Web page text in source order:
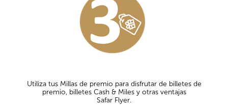
Utiliza tus Millas de premio para disfrutar de billetes de
premio, billetes Cash & Miles y otras ventajas
Safar Flyer.